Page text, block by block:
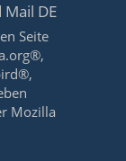
DE
Seite
Mozilla